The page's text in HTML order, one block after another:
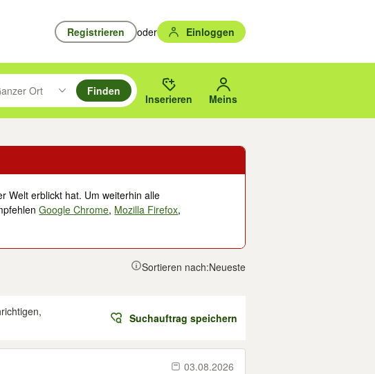
Registrieren oder Einloggen
oben/unten durchsuchen und mit Eingabetaste auswählen.
drücken um zu suchen, oder Vorschläge mit den Pfeiltasten nach oben/
Ort
im Umkreis des gewählten Orts oder PLZ.
Finden
Inserieren Meins
Welt erblickt hat. Um weiterhin alle
Google Chrome, Mozilla Firefox,
Sortieren nach:Neueste
Suchauftrag speichern
03.08.2026